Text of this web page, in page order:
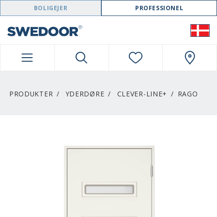
SWEDOOR NAVIGATION
BOLIGEJER PROFESSIONEL
PRODUKTER YDERDØRE CLEVER-LINE+ RAGO